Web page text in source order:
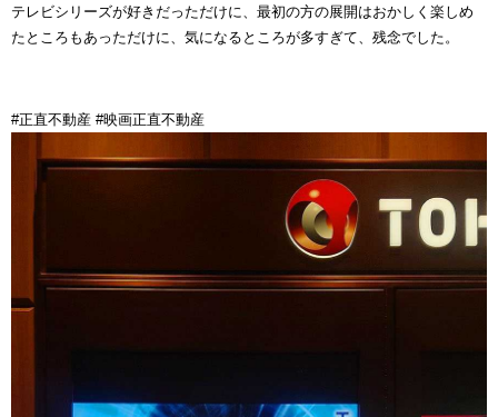
テレビシリーズが好きだっただけに、最初の方の展開はおかしく楽しめ
たところもあっただけに、気になるところが多すぎて、残念でした。
#正直不動産 #映画正直不動産